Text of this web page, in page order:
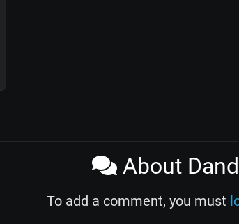
About
To add a comment, you must